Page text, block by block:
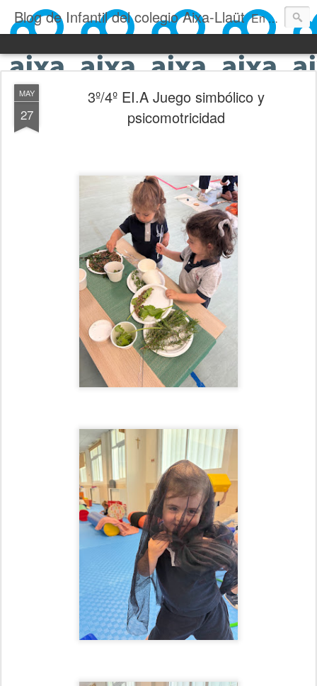
Blog de Infantil del colegio Aixa-Llaüt En nuestro blog verás las actividades del día a día de Infantil, de los alumnos de 0 a 6 años: los talleres, los experimentos, las rutinas, las clases, los patios, etc. ¡Todo aquello que los más pequeños no saben contar!
MAY
27
3º/4º EI.A Juego simbólico y
psicomotricidad